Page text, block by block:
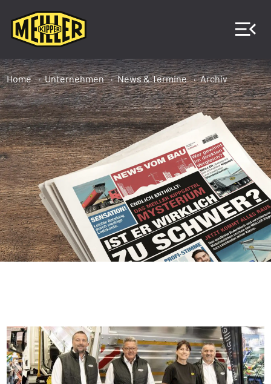
Home Unternehmen News & Termine Archiv